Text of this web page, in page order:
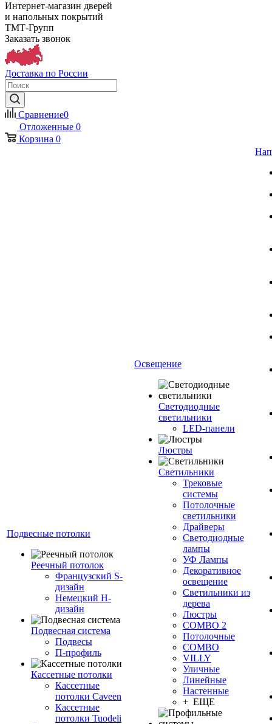
Интернет-магазин дверей
и напольных покрытий
ТМТ-Групп
Заказать звонок
Доставка по России
Сравнение0
Отложенные 0
Корзина 0
Подвесные потолки
Реечный потолок
Французский S-
дизайн
Немецкий H-
дизайн
Подвесная система
Подвесы
П-профиль
Кассетные потолки
Кассетные
потолки Caveen
Кассетные
потолки Tuodeli
Освещение
Светодиодные
светильники
LED-панели
Люстры
Светильники
Трековые
системы
Потолочные
светильники
Драйверы
Светодиодные
лампы
УФ Лампы
Декоративное
освещение
Светильники из
дерева
Люстры
COMBO 2
Потолочные
COMBO
VILLY
Уличные
Линейные
Настенные
+ ЕЩЕ